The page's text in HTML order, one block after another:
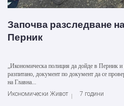
Започва разследване
Перник
„Икономическа полиция да дойде в Перник и
разпитано, документ по документ да се
на Главна...
Икономически Живот
7 години